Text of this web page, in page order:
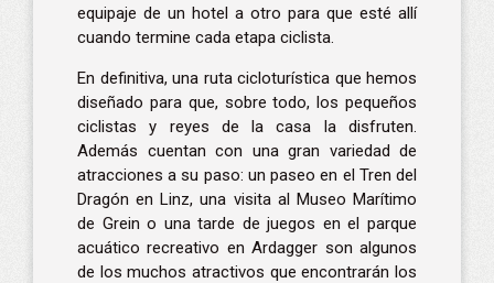
equipaje de un hotel a otro para que esté allí
cuando termine cada etapa ciclista.
En definitiva, una ruta cicloturística que hemos
diseñado para que, sobre todo, los pequeños
ciclistas y reyes de la casa la disfruten.
Además cuentan con una gran variedad de
atracciones a su paso: un paseo en el Tren del
Dragón en Linz, una visita al Museo Marítimo
de Grein o una tarde de juegos en el parque
acuático recreativo en Ardagger son algunos
de los muchos atractivos que encontrarán los